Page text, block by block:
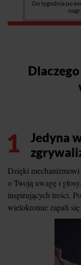
Do tygodnia po
1
Jedyna
Dzięki
o Twoją uwagę i
inspirujących treści.
wielokrotnie zapali